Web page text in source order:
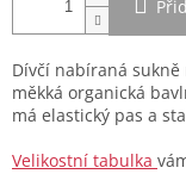
Dívčí nabíraná
měkká organická
má elastický pas a
Velikostní tabulka